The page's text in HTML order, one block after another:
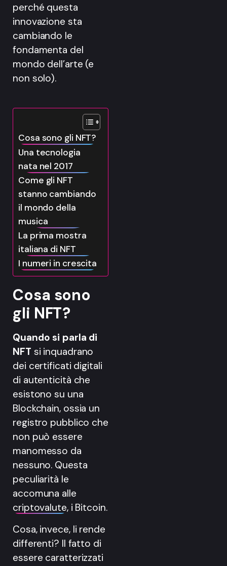
perché questa
innovazione sta
cambiando le
fondamenta del
mondo dell’arte (e
non solo).
Cosa sono gli NFT?
Una tecnologia
nata nel 2017
Come gli NFT
stanno cambiando
il mondo della
musica
La prima mostra
italiana di NFT
I numeri in crescita
Cosa sono
gli NFT?
Quando si parla di
NFT si inquadrano
dei certificati digitali
di autenticità che
esistono su una
Blockchain, ossia un
registro pubblico che
non può essere
manomesso da
nessuno. Questa
peculiarità le
accomuna alle
criptovalute, i Bitcoin.
Cosa, invece, li rende
differenti? Il fatto di
essere caratterizzati